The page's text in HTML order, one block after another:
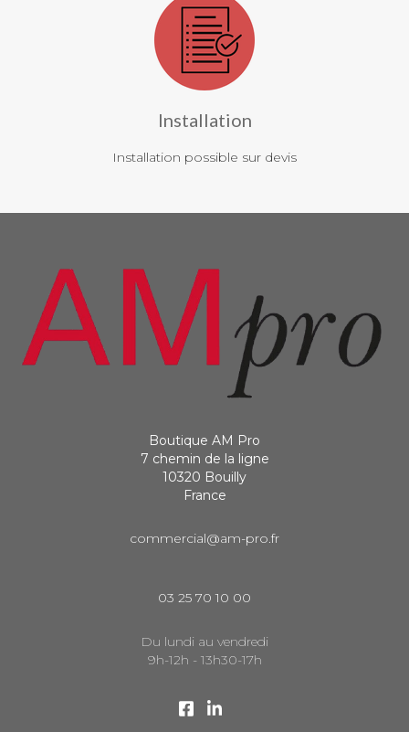
Installation
Installation possible sur devis
Boutique AM Pro
7 chemin de la ligne
10320 Bouilly
France
commercial@am-pro.fr
03 25 70 10 00
Du lundi au vendredi
9h-12h - 13h30-17h